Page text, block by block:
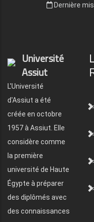
Dernière
Université
Assiut
L'Université
d'Assiut a été
créée en octobre
1957 à Assiut. Elle
considère comme
la première
université de Haute
Égypte à préparer
des diplômés avec
des connaissances